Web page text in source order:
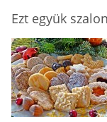
Ezt együk